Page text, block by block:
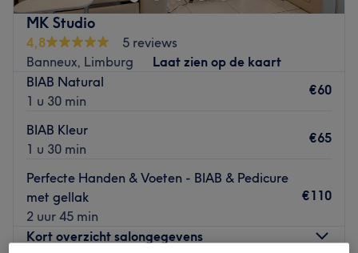
MK Studio
4,8
5 reviews
Banneux, Limburg
Laat zien op de kaart
BIAB Natural
1 u 30 min
€60
BIAB Kleur
1 u 30 min
€65
Perfecte Handen & Voeten - BIAB & Pedicure
met gellak
2 uur 45 min
€110
Kort overzicht salongegevens